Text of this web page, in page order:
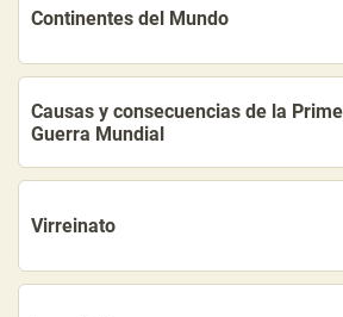
Continentes del Mundo
Causas y consecuencias de la
Guerra Mundial
Virreinato